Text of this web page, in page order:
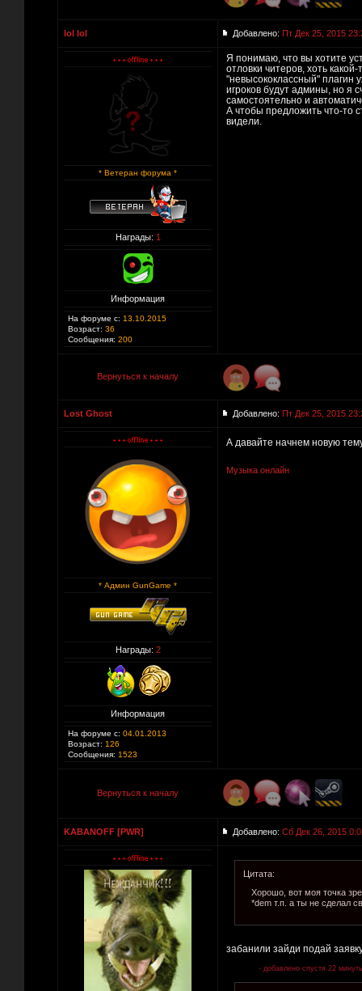
lol lol Добавлено: Пт Дек 25, 2015
* Ветеран форума *
Награды: 1
Информация
На форуме с: 13.10.2015
Возраст: 36
Сообщения: 200
Я понимаю, что вы хотите
отловки читеров, хоть
"невысококлассный" плагин
игроков будут админы, но я
самостоятельно и
А чтобы предложить что-то
видели.
Вернуться к началу
Lost Ghost Добавлено: Пт Дек 25, 2015
* Админ GunGame *
Награды: 2
Информация
На форуме с: 04.01.2013
Возраст: 126
Сообщения: 1523
А давайте начнем новую
Музыка онлайн
Вернуться к началу
KABANOFF [PWR] Добавлено: Сб Дек 26, 2015
Цитата:
Хорошо, вот моя точка
*dem т.п. а ты не сделал
забанили зайди подай
- добавлено спустя 22